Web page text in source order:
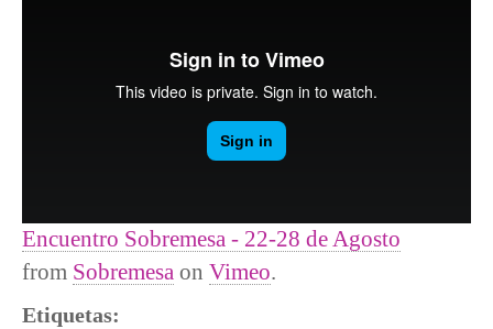
Encuentro Sobremesa - 22-28 de Agosto
from Sobremesa on Vimeo.
Etiquetas: